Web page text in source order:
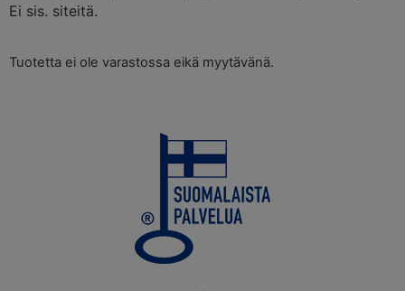
Ei sis. siteitä.
Tuotetta ei ole varastossa eikä myytävänä.